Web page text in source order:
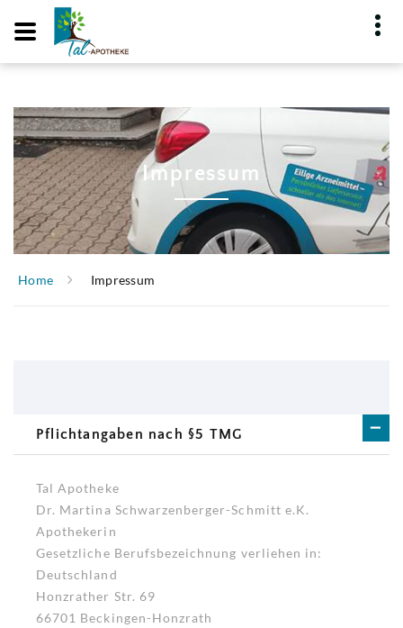
Code kopieren
Impressum
Home Impressum
Pflichtangaben nach §5 TMG
Tal Apotheke
Dr. Martina Schwarzenberger-Schmitt e.K.
Apothekerin
Gesetzliche Berufsbezeichnung verliehen in:
Deutschland
Honzrather Str. 69
66701 Beckingen-Honzrath